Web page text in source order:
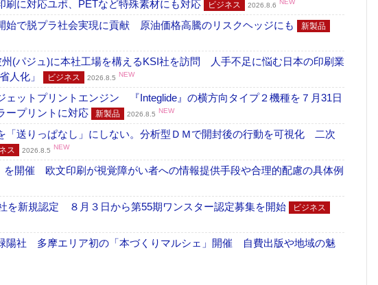
に対応ユポ、PETなど特殊素材にも対応 ビジネス 2026.8.6 NEW
で脱プラ社会実現に貢献 原油価格高騰のリスクヘッジにも 新製品
州(パジュ)に本社工場を構えるKSI社を訪問 人手不足に悩む日本の印刷業
人化」
ビジネス 2026.8.5 NEW
ットプリントエンジン 『Integlide』の横方向タイプ２機種を７月31日
ープリントに対応
新製品 2026.8.5 NEW
「送りっぱなし」にしない。分析型ＤＭで開封後の行動を可視化 二次
ス 2026.8.5 NEW
開催 欧文印刷が視覚障がい者への情報提供手段や合理的配慮の具体例
新規認定 ８月３日から第55期ワンスター認定募集を開始 ビジネス
陽社 多摩エリア初の「本づくりマルシェ」開催 自費出版や地域の魅